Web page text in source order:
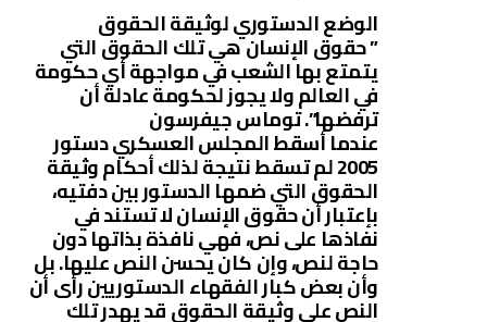
الوضع الدستوري لوثيقة الحقوق
” حقوق الإنسان هي تلك الحقوق التي
يتمتع بها الشعب في مواجهة أي حكومة
في العالم ولا يجوز لحكومة عادلة أن
ترفضها”. توماس جيفرسون
عندما أسقط المجلس العسكري دستور
2005 لم تسقط نتيجة لذلك أحكام وثيقة
الحقوق التي ضمها الدستور بين دفتيه،
بإعتبار أن حقوق الإنسان لا تستند في
نفاذها على نص، فهي نافذة بذاتها دون
حاجة لنص، وإن كان يحسن النص عليها. بل
وأن بعض كبار الفقهاء الدستوريين رأى أن
النص على وثيقة الحقوق قد يهدر تلك